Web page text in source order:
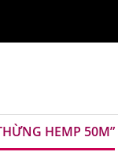
HEMP 50M”